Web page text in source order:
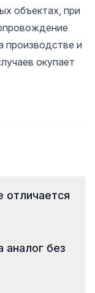
объектах, при
производстве и
окупает
отличается
без